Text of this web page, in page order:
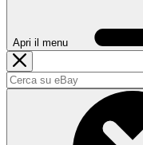
Apri il menu